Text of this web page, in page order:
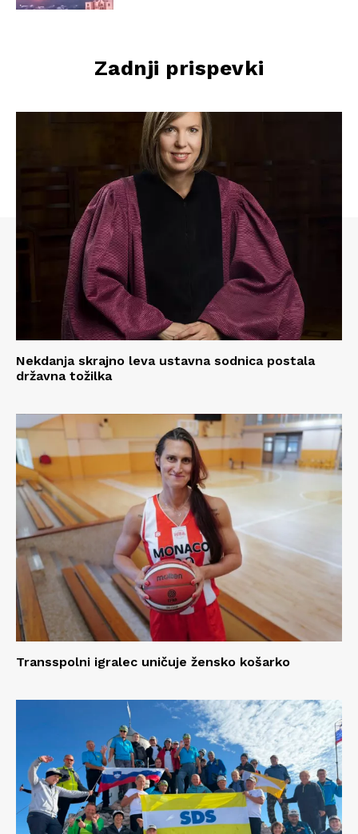
Zadnji prispevki
Nekdanja skrajno leva ustavna sodnica postala
državna tožilka
Transspolni igralec uničuje žensko košarko